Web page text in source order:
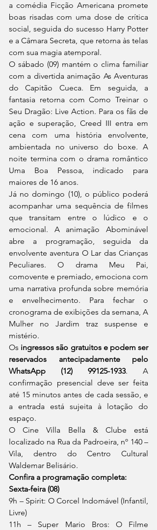
a comédia Ficção Americana promete
boas risadas com uma dose de crítica
social, seguida do sucesso Harry Potter
e a Câmara Secreta, que retorna às telas
com sua magia atemporal.
O sábado (09) mantém o clima familiar
com a divertida animação As Aventuras
do Capitão Cueca. Em seguida, a
fantasia retorna com Como Treinar o
Seu Dragão: Live Action. Para os fãs de
ação e superação, Creed III entra em
cena com uma história envolvente,
ambientada no universo do boxe. A
noite termina com o drama romântico
Uma Boa Pessoa, indicado para
maiores de 16 anos.
Já no domingo (10), o público poderá
acompanhar uma sequência de filmes
que transitam entre o lúdico e o
emocional. A animação Abominável
abre a programação, seguida da
envolvente aventura O Lar das Crianças
Peculiares. O drama Meu Pai,
comovente e premiado, emociona com
uma narrativa profunda sobre memória
e envelhecimento. Para fechar o
cronograma de exibições da semana, A
Mulher no Jardim traz suspense e
mistério.
Os ingressos são gratuitos e podem ser
reservados antecipadamente pelo
WhatsApp (12) 99125-1933. A
confirmação presencial deve ser feita
até 15 minutos antes de cada sessão, e
a entrada está sujeita à lotação do
espaço.
O Cine Villa Bella & Clube está
localizado na Rua da Padroeira, nº 140 –
Vila, dentro do Centro Cultural
Waldemar Belisário.
Confira a programação completa:
Sexta-feira (08)
9h – Spirit: O Corcel Indomável (Infantil,
Livre)
11h – Super Mario Bros: O Filme